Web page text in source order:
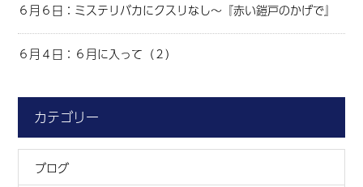
６月６日：ミステリバカにクスリなし～『赤い鎧戸のかげで』
６月４日：６月に入って（２）
カテゴリー
ブログ